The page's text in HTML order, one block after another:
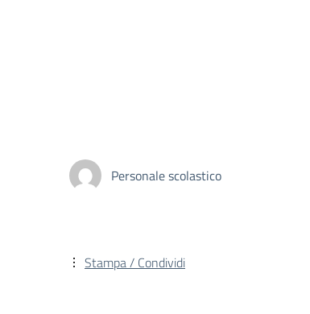
Personale scolastico
Stampa / Condividi